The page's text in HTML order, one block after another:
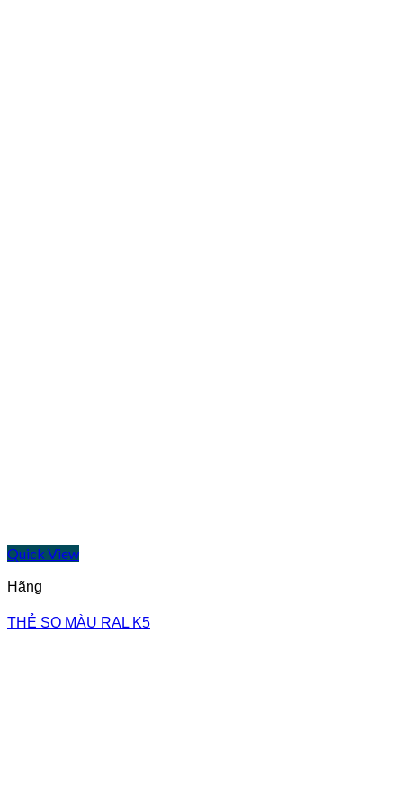
Quick View
Hãng
THẺ SO MÀU RAL K5